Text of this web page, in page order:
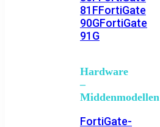
81FFortiGate
90GFortiGate
91G
Hardware
–
Middenmodellen
FortiGate-